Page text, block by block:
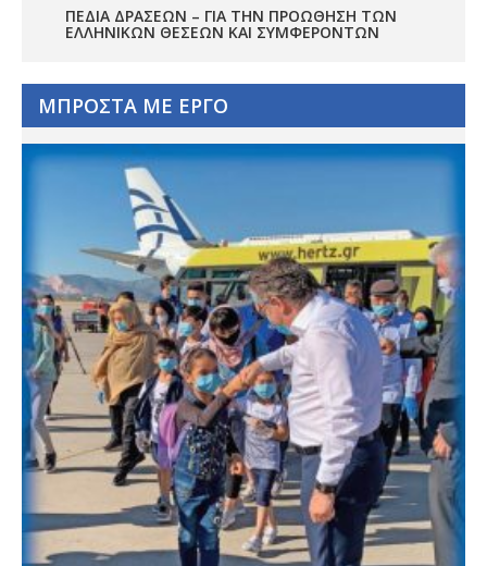
ΠΕΔΊΑ ΔΡΆΣΕΩΝ – ΓΙΑ ΤΗΝ ΠΡΟΏΘΗΣΗ ΤΩΝ
ΕΛΛΗΝΙΚΏΝ ΘΈΣΕΩΝ ΚΑΙ ΣΥΜΦΕΡΌΝΤΩΝ
ΜΠΡΟΣΤΑ ΜΕ ΕΡΓΟ